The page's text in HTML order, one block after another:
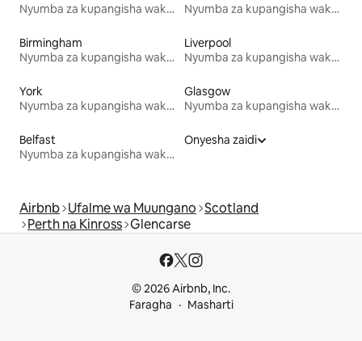
Nyumba za kupangisha wakati wa likizo
Nyumba za kupangisha wakati wa likizo
Birmingham
Nyumba za kupangisha wakati wa likizo
Liverpool
Nyumba za kupangisha wakati wa likizo
York
Nyumba za kupangisha wakati wa likizo
Glasgow
Nyumba za kupangisha wakati wa likizo
Belfast
Nyumba za kupangisha wakati wa likizo
Onyesha zaidi
Airbnb Ufalme wa Muungano Scotland
Perth na Kinross Glencarse
© 2026 Airbnb, Inc.
Faragha
Masharti